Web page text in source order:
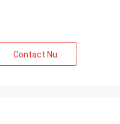
Contact Nu